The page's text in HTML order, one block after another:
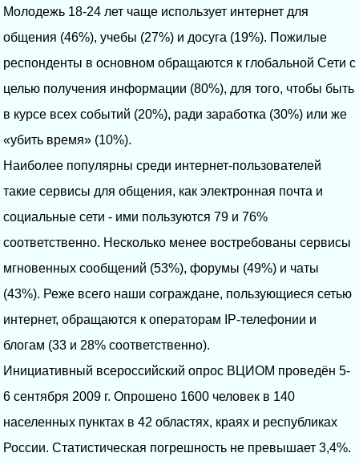
Молодежь 18-24 лет чаще использует интернет для
общения (46%), учебы (27%) и досуга (19%). Пожилые
респонденты в основном обращаются к глобальной Сети с
целью получения информации (80%), для того, чтобы быть
в курсе всех событий (20%), ради заработка (30%) или же
«убить время» (10%).
Наиболее популярны среди интернет-пользователей
такие сервисы для общения, как электронная почта и
социальные сети - ими пользуются 79 и 76%
соответственно. Несколько менее востребованы сервисы
мгновенных сообщений (53%), форумы (49%) и чаты
(43%). Реже всего наши сограждане, пользующиеся сетью
интернет, обращаются к операторам IP-телефонии и
блогам (33 и 28% соответственно).
Инициативный всероссийский опрос ВЦИОМ проведён 5-
6 сентября 2009 г. Опрошено 1600 человек в 140
населенных пунктах в 42 областях, краях и республиках
России. Статистическая погрешность не превышает 3,4%.